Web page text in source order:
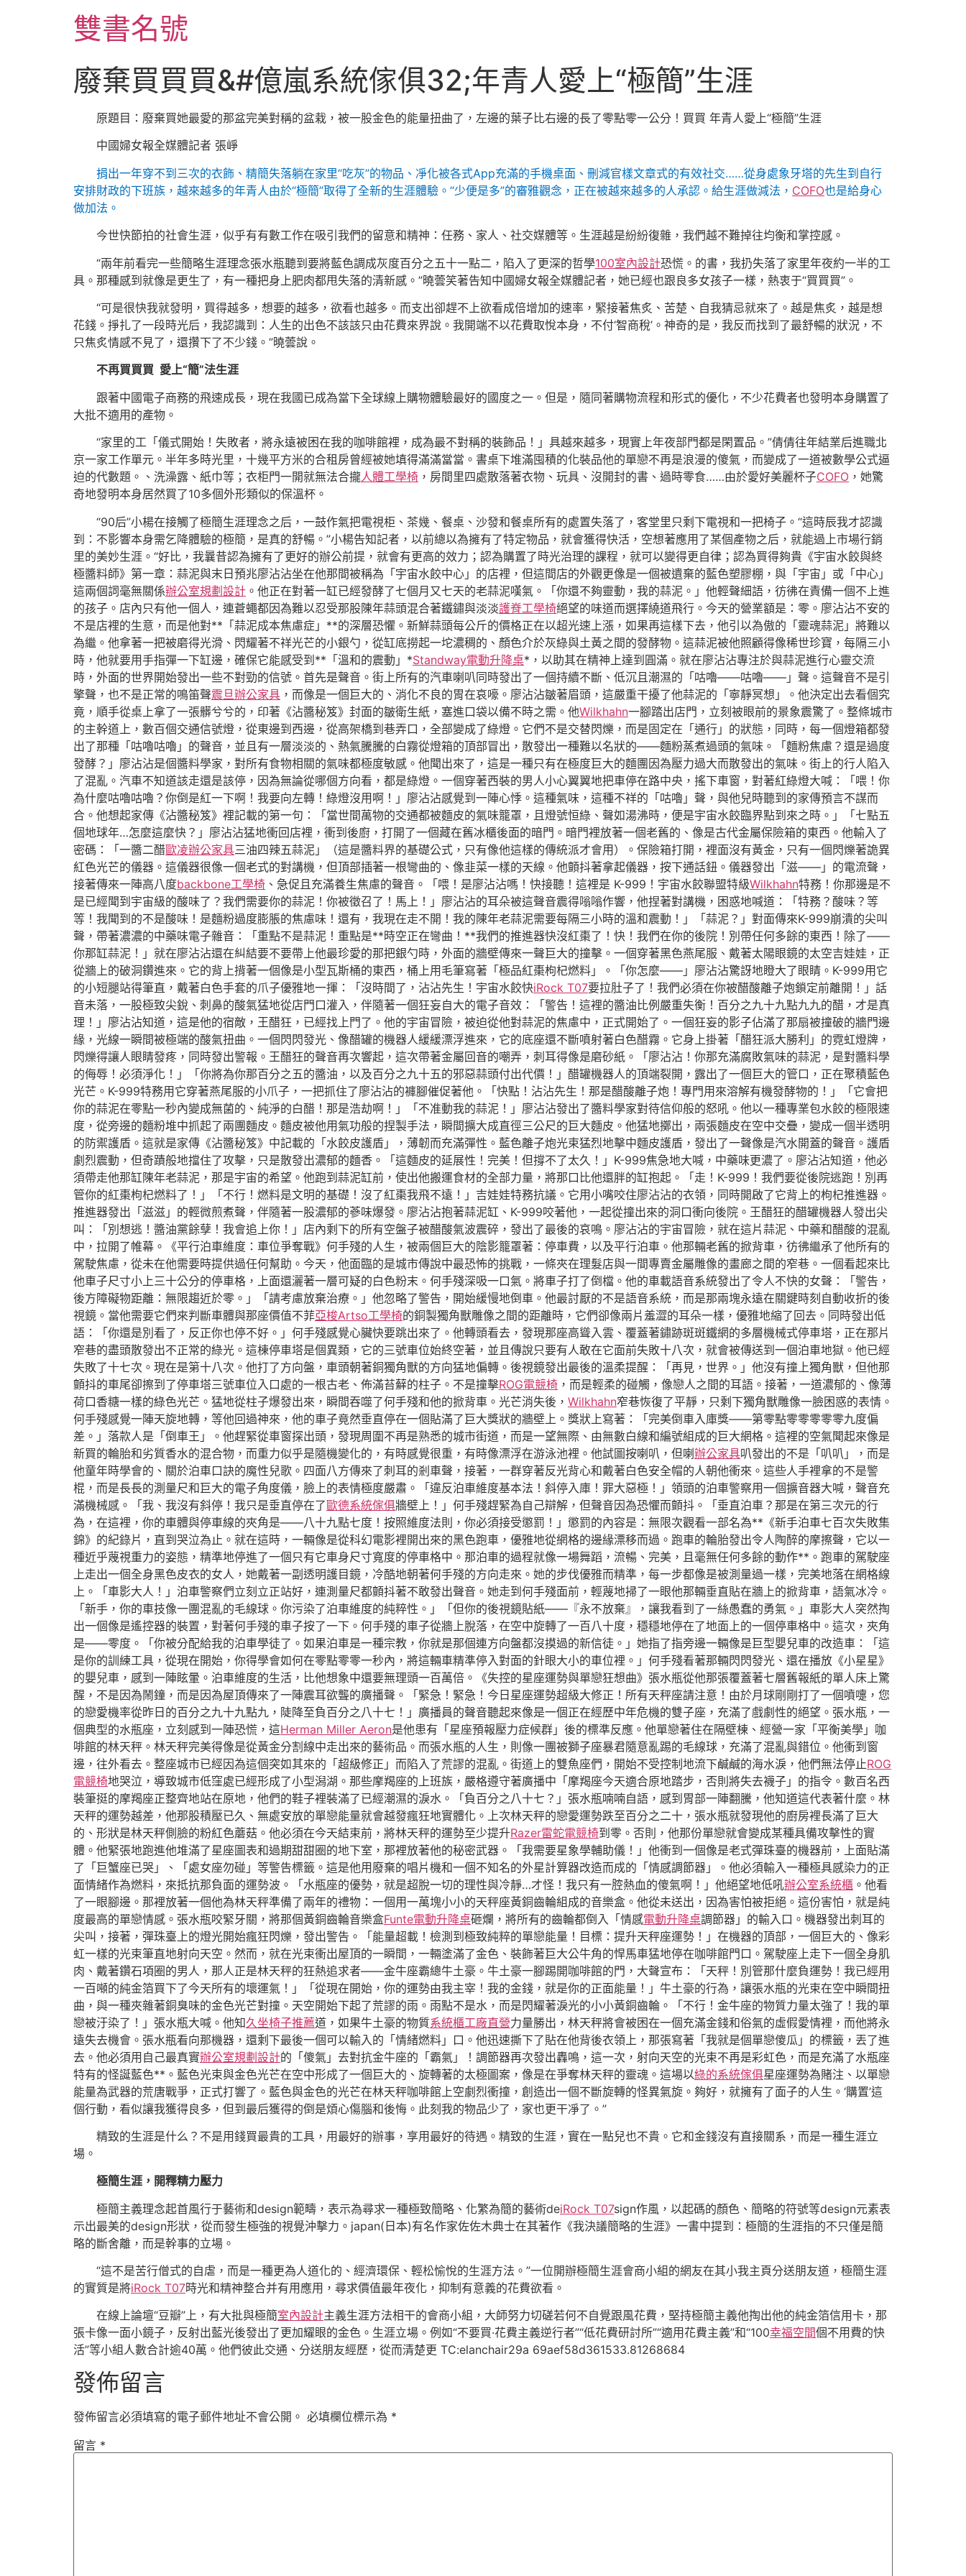
雙書名號
廢棄買買買&#億嵐系統傢俱32;年青人愛上“極簡”生涯
原題目：廢棄買她最愛的那盆完美對稱的盆栽，被一股金色的能量扭曲了，左邊的葉子比右邊的長了零點零一公分！買買 年青人愛上“極簡”生涯
中國婦女報全媒體記者 張崢
捐出一年穿不到三次的衣飾、精簡失落躺在家里“吃灰”的物品、凈化被各式App充滿的手機桌面、刪減官樣文章式的有效社交……從身處象牙塔的先生到自行
安排財政的下班族，越來越多的年青人由於“極簡”取得了全新的生涯體驗。“少便是多”的審雅觀念，正在被越來越多的人承認。給生涯做減法， COFO也是給身心
做加法。
今世快節拍的社會生涯，似乎有有數工作在吸引我們的留意和精神：任務、家人、社交媒體等。生涯越是紛紛復雜，我們越不難掉往均衡和掌控感。
“兩年前看完一些簡略生涯理念張水瓶聽到要將藍色調成灰度百分之五十一點二，陷入了更深的哲學100室內設計恐慌。的書，我扔失落了家里年夜約一半的工
具。那種感到就像是更生了，有一種把身上肥肉都甩失落的清新感。”曉蕓笑著告知中國婦女報全媒體記者，她已經也跟良多女孩子一樣，熱衷于“買買買”。
“可是很快我就發明，買得越多，想要的越多，欲看也越多。而支出卻趕不上欲看成倍增加的速率，緊接著焦炙、苦楚、自我猜忌就來了。越是焦炙，越是想
花錢。掙扎了一段時光后，我認識到：人生的出色不該該只由花費來界說。我開端不以花費取悅本身，不付‘智商稅’。神奇的是，我反而找到了最舒暢的狀況，不
只焦炙情感不見了，還攢下了不少錢。”曉蕓說。
不再買買買 愛上“簡”法生涯
跟著中國電子商務的飛速成長，現在我國已成為當下全球線上購物體驗最好的國度之一。但是，隨同著購物流程和形式的優化，不少花費者也發明本身購置了
大批不適用的產物。
“家里的工「儀式開始！失敗者，將永遠被困在我的咖啡館裡，成為最不對稱的裝飾品！」具越來越多，現實上年夜部門都是閑置品。”倩倩往年結業后進職北
京一家工作單元。半年多時光里，十幾平方米的合租房曾經被她填得滿滿當當。書桌下堆滿囤積的化裝品他的單戀不再是浪漫的傻氣，而變成了一道被數學公式逼
迫的代數題。、洗澡露、紙巾等；衣柜門一開就無法合攏人體工學椅 ，房間里四處散落著衣物、玩具、沒開封的書、過時零食……由於愛好美麗杯子COFO ，她驚
奇地發明本身居然買了10多個外形類似的保溫杯。
“90后”小楊在接觸了極簡生涯理念之后，一鼓作氣把電視柜、茶幾、餐桌、沙發和餐桌所有的處置失落了，客堂里只剩下電視和一把椅子。“這時辰我才認識
到：不影響本身需乞降體驗的極簡，是真的舒暢。”小楊告知記者，以前總以為擁有了特定物品，就會獲得快活，空想著應用了某個產物之后，就能過上市場行銷
里的美妙生涯。“好比，我曩昔認為擁有了更好的辦公前提，就會有更高的效力；認為購置了時光治理的課程，就可以變得更自律；認為買得夠貴《宇宙水餃與終
極醬料師》第一章：蒜泥與末日預兆廖沾沾坐在他那間被稱為「宇宙水餃中心」的店裡，但這間店的外觀更像是一個被遺棄的藍色塑膠棚，與「宇宙」或「中心」
這兩個詞毫無關係辦公室規劃設計 。他正在對著一缸已經發酵了七個月又七天的老蒜泥嘆氣。「你還不夠靈動，我的蒜泥。」他輕聲細語，彷彿在責備一個不上進
的孩子。店內只有他一個人，連蒼蠅都因為難以忍受那股陳年蒜頭混合著鐵鏽與淡淡護脊工學椅絕望的味道而選擇繞道飛行。今天的營業額是：零。廖沾沾不安的
不是店裡的生意，而是他對**「蒜泥成本焦慮症」**的深層恐懼。新鮮蒜頭每公斤的價格正在以超光速上漲，如果再這樣下去，他引以為傲的「靈魂蒜泥」將難以
為繼。他拿著一把被磨得光滑、閃耀著不祥光芒的小銀勺，從缸底撈起一坨濃稠的、顏色介於灰綠與土黃之間的發酵物。這蒜泥被他照顧得像稀世珍寶，每隔三小
時，他就要用手指彈一下缸邊，確保它能感受到**「溫和的震動」*Standway電動升降桌*，以助其在精神上達到圓滿。就在廖沾沾專注於與蒜泥進行心靈交流
時，外面的世界開始發出一些不對勁的信號。首先是聲音。街上所有的汽車喇叭同時發出了一個持續不斷、低沉且潮濕的「咕嚕——咕嚕——」聲。這聲音不是引
擎聲，也不是正常的鳴笛聲震旦辦公家具 ，而像是一個巨大的、消化不良的胃在哀嚎。廖沾沾皺著眉頭，這嚴重干擾了他蒜泥的「寧靜冥想」。他決定出去看個究
竟，順手從桌上拿了一張髒兮兮的，印著《沾醬秘笈》封面的皺衛生紙，塞進口袋以備不時之需。他Wilkhahn一腳踏出店門，立刻被眼前的景象震驚了。整條城市
的主幹道上，數百個交通信號燈，從東邊到西邊，從高架橋到巷弄口，全部變成了綠燈。它們不是交替閃爍，而是固定在「通行」的狀態，同時，每一個燈箱都發
出了那種「咕嚕咕嚕」的聲音，並且有一層淡淡的、熱氣騰騰的白霧從燈箱的頂部冒出，散發出一種難以名狀的——麵粉蒸煮過頭的氣味。「麵粉焦慮？還是過度
發酵？」廖沾沾是個醬料學家，對所有食物相關的氣味都極度敏感。他聞出來了，這是一種只有在極度巨大的麵團因為壓力過大而散發出的氣味。街上的行人陷入
了混亂。汽車不知道該走還是該停，因為無論從哪個方向看，都是綠燈。一個穿著西裝的男人小心翼翼地把車停在路中央，搖下車窗，對著紅綠燈大喊：「喂！你
為什麼咕嚕咕嚕？你倒是紅一下啊！我要向左轉！綠燈沒用啊！」廖沾沾感覺到一陣心悸。這種氣味，這種不祥的「咕嚕」聲，與他兒時聽到的家傳預言不謀而
合。他想起家傳《沾醬秘笈》裡記載的第一句：「當世間萬物的交通都被麵皮的氣味籠罩，且燈號恒綠、聲如湯沸時，便是宇宙水餃臨界點到來之時。」「七點五
個地球年…怎麼這麼快？」廖沾沾猛地衝回店裡，衝到後廚，打開了一個藏在舊冰櫃後面的暗門。暗門裡放著一個老舊的、像是古代金屬保險箱的東西。他輸入了
密碼：「一醬二醋歐凌辦公家具三油四辣五蒜泥」（這是醬料界的基礎公式，只有像他這樣的傳統派才會用）。保險箱打開，裡面沒有黃金，只有一個閃爍著詭異
紅色光芒的儀器。這儀器很像一個老式的對講機，但頂部插著一根彎曲的、像韭菜一樣的天線。他顫抖著拿起儀器，按下通話鈕。儀器發出「滋——」的電流聲，
接著傳來一陣高八度backbone工學椅 、急促且充滿養生焦慮的聲音。「喂！是廖沾沾嗎！快接聽！這裡是 K-999！宇宙水餃聯盟特級Wilkhahn特務！你那邊是不
是已經聞到宇宙級的酸味了？我們需要你的蒜泥！你被徵召了！馬上！」廖沾沾的耳朵被這聲音震得嗡嗡作響，他捏著對講機，困惑地喊道：「特務？酸味？等
等！我聞到的不是酸味！是麵粉過度膨脹的焦慮味！還有，我現在走不開！我的陳年老蒜泥需要每隔三小時的溫和震動！」「蒜泥？」對面傳來K-999崩潰的尖叫
聲，帶著濃濃的中藥味電子雜音：「重點不是蒜泥！重點是**時空正在彎曲！**我們的推進器快沒紅棗了！快！我們在你的後院！別帶任何多餘的東西！除了——
你那缸蒜泥！」就在廖沾沾還在糾結要不要帶上他最珍愛的那把銀勺時，外面的牆壁傳來一聲巨大的撞擊。一個穿著黑色燕尾服、戴著太陽眼鏡的太空吉娃娃，正
從牆上的破洞鑽進來。它的背上揹著一個像是小型瓦斯桶的東西，桶上用毛筆寫著「極品紅棗枸杞燃料」。「你怎麼——」廖沾沾驚訝地瞪大了眼睛。K-999用它
的小短腿站得筆直，戴著白色手套的爪子優雅地一揮：「沒時間了，沾沾先生！宇宙水餃快iRock T07要拉肚子了！我們必須在你被醋酸離子炮鎖定前離開！」話
音未落，一股極致尖銳、刺鼻的酸氣猛地從店門口灌入，伴隨著一個狂妄自大的電子音效：「警告！這裡的醬油比例嚴重失衡！百分之九十九點九九的醋，才是真
理！」廖沾沾知道，這是他的宿敵，王醋狂，已經找上門了。他的宇宙冒險，被迫從他對蒜泥的焦慮中，正式開始了。一個狂妄的影子佔滿了那扇被撞破的牆門邊
緣，光線一瞬間被極端的酸氣扭曲。一個閃閃發光、像醋罐的機器人緩緩漂浮進來，它的底座還不斷噴射著白色醋霧。它身上掛著「醋狂派大勝利」的霓虹燈牌，
閃爍得讓人眼睛發疼，同時發出警報。王醋狂的聲音再次響起，這次帶著金屬回音的嘲弄，刺耳得像是磨砂紙。「廖沾沾！你那充滿腐敗氣味的蒜泥，是對醬料學
的侮辱！必須淨化！」「你將為你那百分之五的醬油，以及百分之九十五的邪惡蒜頭付出代價！」醋罐機器人的頂端裂開，露出了一個巨大的管口，正在聚積藍色
光芒。K-999特務用它穿著燕尾服的小爪子，一把抓住了廖沾沾的褲腳催促著他。「快點！沾沾先生！那是醋酸離子炮！專門用來溶解有機發酵物的！」「它會把
你的蒜泥在零點一秒內變成無菌的、純淨的白醋！那是浩劫啊！」「不准動我的蒜泥！」廖沾沾發出了醬料學家對待信仰般的怒吼。他以一種專業包水餃的極限速
度，從旁邊的麵粉堆中抓起了兩團麵皮。麵皮被他用氣功般的捏製手法，瞬間擴大成直徑三公尺的巨大麵皮。他猛地擲出，兩張麵皮在空中交疊，變成一個半透明
的防禦護盾。這就是家傳《沾醬秘笈》中記載的「水餃皮護盾」，薄韌而充滿彈性。藍色離子炮光束猛烈地擊中麵皮護盾，發出了一聲像是汽水開蓋的聲音。護盾
劇烈震動，但奇蹟般地擋住了攻擊，只是散發出濃郁的麵香。「這麵皮的延展性！完美！但撐不了太久！」K-999焦急地大喊，中藥味更濃了。廖沾沾知道，他必
須帶走他那缸陳年老蒜泥，那是宇宙的希望。他跑到蒜泥缸前，使出他搬運食材的全部力量，將那口比他還胖的缸抱起。「走！K-999！我們要從後院逃跑！別再
管你的紅棗枸杞燃料了！」「不行！燃料是文明的基礎！沒了紅棗我飛不遠！」吉娃娃特務抗議。它用小嘴咬住廖沾沾的衣領，同時開啟了它背上的枸杞推進器。
推進器發出「滋滋」的輕微煎煮聲，伴隨著一股濃郁的蔘味爆發。廖沾沾抱著蒜泥缸、K-999咬著他，一起從撞出來的洞口衝向後院。王醋狂的醋罐機器人發出尖
叫：「別想逃！醬油黨餘孽！我會追上你！」店內剩下的所有空盤子被醋酸氣波震碎，發出了最後的哀鳴。廖沾沾的宇宙冒險，就在這片蒜泥、中藥和醋酸的混亂
中，拉開了帷幕。《平行泊車維度：車位爭奪戰》何手殘的人生，被兩個巨大的陰影籠罩著：停車費，以及平行泊車。他那輛老舊的掀背車，彷彿繼承了他所有的
駕駛焦慮，從未在他需要時提供過任何幫助。今天，他面臨的是城市傳說中最恐怖的挑戰，一條夾在理髮店與一間專賣金屬雕像的畫廊之間的窄巷。一個看起來比
他車子尺寸小上三十公分的停車格，上面還灑著一層可疑的白色粉末。何手殘深吸一口氣。將車子打了倒檔。他的車載語音系統發出了令人不快的女聲：「警告，
後方障礙物距離：無限趨近於零。」「請考慮放棄治療。」他忽略了警告，開始緩慢地倒車。他最討厭的不是語音系統，而是那兩塊永遠在關鍵時刻自動收折的後
視鏡。當他需要它們來判斷車體與那座價值不菲亞梭Artso工學椅的銅製獨角獸雕像之間的距離時，它們卻像兩片羞澀的耳朵一樣，優雅地縮了回去。同時發出低
語：「你還是別看了，反正你也停不好。」何手殘感覺心臟快要跳出來了。他轉頭看去，發現那座高聳入雲、覆蓋著鏽跡斑斑鐵網的多層機械式停車塔，正在那片
窄巷的盡頭散發出不正常的綠光。這棟停車塔是個異類，它的三號車位始終空著，並且傳說只要有人敢在它面前失敗十八次，就會被傳送到一個泊車地獄。他已經
失敗了十七次。現在是第十八次。他打了方向盤，車頭朝著銅獨角獸的方向猛地偏轉。後視鏡發出最後的溫柔提醒：「再見，世界。」他沒有撞上獨角獸，但他那
顫抖的車尾卻擦到了停車塔三號車位入口處的一根古老、佈滿苔蘚的柱子。不是撞擊ROG電競椅 ，而是輕柔的碰觸，像戀人之間的耳語。接著，一道濃郁的、像薄
荷口香糖一樣的綠色光芒。猛地從柱子爆發出來，瞬間吞噬了何手殘和他的掀背車。光芒消失後， Wilkhahn窄巷恢復了平靜，只剩下獨角獸雕像一臉困惑的表情。
何手殘感覺一陣天旋地轉，等他回過神來，他的車子竟然垂直停在一個貼滿了巨大獎狀的牆壁上。獎狀上寫著：「完美倒車入庫獎——第零點零零零零零九度偏
差。」落款人是「倒車王」。他趕緊從車窗探出頭，發現周圍不再是熟悉的城市街道，而是一望無際、由無數白線和編號組成的巨大網格。這裡的空氣聞起來像是
新買的輪胎和劣質香水的混合物，而重力似乎是隨機變化的，有時感覺很重，有時像漂浮在游泳池裡。他試圖按喇叭，但喇辦公家具叭發出的不是「叭叭」，而是
他童年時學會的、關於泊車口訣的魔性兒歌。四面八方傳來了刺耳的剎車聲，接著，一群穿著反光背心和戴著白色安全帽的人朝他衝來。這些人手裡拿的不是警
棍，而是長長的測量尺和巨大的電子角度儀，臉上的表情極度嚴肅。「違反泊車維度基本法！斜停入庫！罪大惡極！」領頭的泊車警察用一個擴音器大喊，聲音充
滿機械感。「我、我沒有斜停！我只是垂直停在了歐德系統傢俱牆壁上！」何手殘趕緊為自己辯解，但聲音因為恐懼而顫抖。「垂直泊車？那是在第三次元的行
為，在這裡，你的車體與停車線的夾角是——八十九點七度！按照維度法則，你必須接受懲罰！」懲罰的內容是：無限次觀看一部名為**《新手泊車七百次失敗集
錦》的紀錄片，直到哭泣為止。就在這時，一輛像是從科幻電影裡開出來的黑色跑車，優雅地從網格的邊緣漂移而過。跑車的輪胎發出令人陶醉的摩擦聲，它以一
種近乎蔑視重力的姿態，精準地停進了一個只有它車身尺寸寬度的停車格中。那泊車的過程就像一場舞蹈，流暢、完美，且毫無任何多餘的動作**。跑車的駕駛座
上走出一個全身黑色皮衣的女人，她戴著一副透明護目鏡，冷酷地朝著何手殘的方向走來。她的步伐優雅而精準，每一步都像是被測量過一樣，完美地落在網格線
上。「車影大人！」泊車警察們立刻立正站好，連測量尺都顫抖著不敢發出聲音。她走到何手殘面前，輕蔑地掃了一眼他那輛垂直貼在牆上的掀背車，語氣冰冷。
「新手，你的車技像一團混亂的毛線球。你污染了泊車維度的純粹性。」「但你的後視鏡貼紙——『永不放棄』，讓我看到了一絲愚蠢的勇氣。」車影大人突然掏
出一個像是遙控器的裝置，對著何手殘的車子按了一下。何手殘的車子從牆上脫落，在空中旋轉了一百八十度，穩穩地停在了地面上的一個停車格中。這次，夾角
是——零度。「你被分配給我的泊車學徒了。如果泊車是一種宗教，你就是那個連方向盤都沒摸過的新信徒。」她指了指旁邊一輛像是巨型嬰兒車的改造車：「這
是你的訓練工具，從現在開始，你得學會如何在零點零零一秒內，將這輛車精準停入對面的針眼大小的車位裡。」何手殘看著那輛閃閃發光、還在播放《小星星》
的嬰兒車，感到一陣眩暈。泊車維度的生活，比他想象中還要無理頭一百萬倍。《失控的星座運勢與單戀狂想曲》張水瓶從他那張覆蓋著七層舊報紙的單人床上驚
醒，不是因為鬧鐘，而是因為屋頂傳來了一陣震耳欲聾的廣播聲。「緊急！緊急！今日星座運勢超級大修正！所有天秤座請注意！由於月球剛剛打了一個噴嚏，您
的戀愛機率從昨日的百分之九十九點九，陡降至負百分之八十七！」廣播員的聲音聽起來像是一個正在經歷中年危機的雙子座，充滿了戲劇性的絕望。張水瓶，一
個典型的水瓶座，立刻感到一陣恐慌，這Herman Miller Aeron是他患有「星座預報壓力症候群」後的標準反應。他單戀著住在隔壁棟、經營一家「平衡美學」咖
啡館的林天秤。林天秤完美得像是從黃金分割線中走出來的藝術品。而張水瓶的人生，則像一團被獅子座暴君隨意亂踢的毛線球，充滿了混亂與錯位。他衝到窗
邊，往外看去。整座城市已經因為這個突如其來的「超級修正」而陷入了荒謬的混亂。街道上的雙魚座們，開始不受控制地流下鹹鹹的海水淚，他們無法停止ROG
電競椅地哭泣，導致城市低窪處已經形成了小型潟湖。那些摩羯座的上班族，嚴格遵守著廣播中「摩羯座今天適合原地踏步，否則將失去襪子」的指令。數百名西
裝筆挺的摩羯座正整齊地站在原地，他們的鞋子裡裝滿了已經潮濕的淚水。「負百分之八十七？」張水瓶喃喃自語，感到胃部一陣翻騰，他知道這代表著什麼。林
天秤的運勢越差，他那股積壓已久、無處安放的單戀能量就會越發瘋狂地實體化。上次林天秤的戀愛運勢跌至百分之二十，張水瓶就發現他的廚房裡長滿了巨大
的、形狀是林天秤側臉的粉紅色蘑菇。他必須在今天結束前，將林天秤的運勢至少提升Razer雷蛇電競椅到零。否則，他那份單戀就會變成某種具備攻擊性的實
體。他緊張地跑進他堆滿了星座圖表和過期甜甜圈的地下室，那裡放著他的秘密武器。「我需要星象學輔助儀！」他衝到一個像是老式彈珠臺的機器前，上面貼滿
了「巨蟹座已哭」、「處女座勿碰」等警告標籤。這是他用廢棄的唱片機和一個不知名的外星計算器改造而成的「情感調節器」。他必須輸入一種極具感染力的正
面情緒作為燃料，來抵抗那負面的運勢波。「水瓶座的優勢，就是超脫一切的理性與冷靜…才怪！我只有一腔熱血的傻氣啊！」他絕望地低吼辦公室系統櫃 。他看
了一眼腳邊。那裡放著一個他為林天秤準備了兩年的禮物：一個用一萬塊小小的天秤座黃銅齒輪組成的音樂盒。他從未送出，因為害怕被拒絕。這份害怕，就是純
度最高的單戀情感。張水瓶咬緊牙關，將那個黃銅齒輪音樂盒Funte電動升降桌砸爛，將所有的齒輪都倒入「情感電動升降桌調節器」的輸入口。機器發出刺耳的
尖叫，接著，彈珠臺上的燈光開始瘋狂閃爍，發出警告。「能量超載！檢測到極致純粹的單戀能量！目標：提升天秤座運勢！」在機器的頂部，一個巨大的、像彩
虹一樣的光束筆直地射向天空。然而，就在光束衝出屋頂的一瞬間，一輛塗滿了金色、裝飾著巨大公牛角的悍馬車猛地停在咖啡館門口。駕駛座上走下一個全身肌
肉、戴著鑽石項圈的男人，那人正是林天秤的狂熱追求者——金牛座霸總牛土豪。牛土豪一腳踢開咖啡館的門，大聲宣布：「天秤！別管那什麼負運勢！我已經用
一百噸的純金箔買下了今天所有的壞運氣！」「從現在開始，你的運勢由我主宰！我的金錢，就是你的正面能量！」牛土豪的行為，讓張水瓶的光束在空中瞬間扭
曲，與一種夾雜著銅臭味的金色光芒對撞。天空開始下起了荒謬的雨。雨點不是水，而是閃耀著淚光的小小黃銅齒輪。「不行！金牛座的物質力量太強了！我的單
戀被汙染了！」張水瓶大喊。他知久坐椅子推薦道，如果牛土豪的物質系統櫃工廠直營力量勝出，林天秤將會被困在一個充滿金錢和俗氣的虛假愛情裡，而他將永
遠失去機會。張水瓶看向那機器，還剩下最後一個可以輸入的「情緒燃料」口。他迅速撕下了貼在他背後衣領上，那張寫著「我就是個單戀傻瓜」的標籤，丟了進
去。他必須用自己最真實辦公室規劃設計的「傻氣」去對抗金牛座的「霸氣」！調節器再次發出轟鳴，這一次，射向天空的光束不再是彩虹色，而是充滿了水瓶座
特有的怪誕藍色**。藍色光束與金色光芒在空中形成了一個巨大的、旋轉著的太極圖案，像是在爭奪林天秤的靈魂。這場以綠的系統傢俱星座運勢為賭注、以單戀
能量為武器的荒唐戰爭，正式打響了。藍色與金色的光芒在林天秤咖啡館上空劇烈衝撞，創造出一個不斷旋轉的怪異氣旋。夠好，就擁有了面子的人生。‘購置’這
個行動，看似讓我獲得良多，但到最后獲得的倒是煩心傷腦和後悔。此刻我的物品少了，家也更干凈了。”
精致的生涯是什么？不是用錢買最貴的工具，用最好的辦事，享用最好的待遇。精致的生涯，實在一點兒也不貴。它和金錢沒有直接關系，而是一種生涯立
場。
極簡生涯，開釋精力壓力
極簡主義理念起首風行于藝術和design範疇，表示為尋求一種極致簡略、化繁為簡的藝術deiRock T07sign作風，以起碼的顏色、簡略的符號等design元素表
示出最美的design形狀，從而發生極強的視覺沖擊力。japan(日本)有名作家佐佐木典士在其著作《我決議簡略的生涯》一書中提到：極簡的生涯指的不只僅是簡
略的斷舍離，而是幹事的立場。
“這不是苦行僧式的自虐，而是一種更為人道化的、經濟環保、輕松愉悅的生涯方法。”一位開辦極簡生涯會商小組的網友在其小我主頁分送朋友道，極簡生涯
的實質是將iRock T07時光和精神整合并有用應用，尋求價值最年夜化，抑制有意義的花費欲看。
在線上論壇“豆瓣”上，有大批與極簡室內設計主義生涯方法相干的會商小組，大師努力切磋若何不自覺跟風花費，堅持極簡主義他掏出他的純金箔信用卡，那
張卡像一面小鏡子，反射出藍光後發出了更加耀眼的金色。生涯立場。例如“不要買·花費主義逆行者”“低花費研討所”“適用花費主義”和“100幸福空間個不用費的快
活”等小組人數合計逾40萬。他們彼此交通、分送朋友經歷，從而清楚更 TC:elanchair29a 69aef58d361533.81268684
發佈留言
發佈留言必須填寫的電子郵件地址不會公開。 必填欄位標示為 *
留言 *